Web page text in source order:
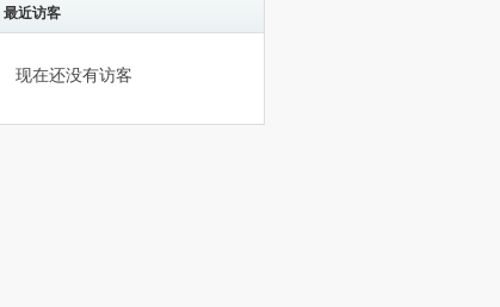
最近访客
现在还没有访客